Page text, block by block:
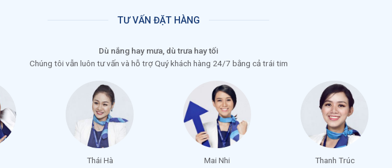
TƯ VẤN ĐẶT HÀNG
Dù nắng hay mưa, dù trưa hay tối
Chúng tôi vẫn luôn tư vấn và hỗ trợ Quý khách hàng 24/7 bằng cả trái tim
Thái Hà
Mai Nhi
Thanh Trúc